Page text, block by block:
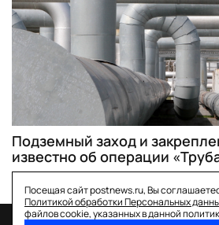
Подземный заход и
известно об операции
Посещая сайт postnews.ru, Вы
Политикой обработки Персональных
файлов cookie, указанных в данной